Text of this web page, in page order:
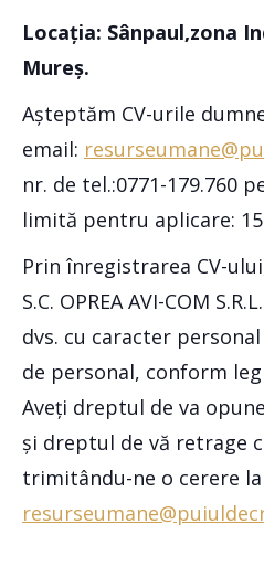
Locația: Sânpaul,zona
Mureș.
Așteptăm CV-urile
email:
nr. de tel.:0771-179.760
limită pentru aplicare:
Prin înregistrarea CV-
S.C. OPREA AVI-COM
dvs. cu caracter
de personal, conform
Aveți dreptul de va
și dreptul de vă retrage
trimitându-ne o cerere